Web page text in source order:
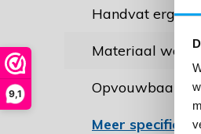
9,1
Handvat
Materiaal
Opvouwbaar /
Meer